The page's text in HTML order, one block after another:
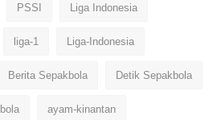
PSSI Liga Indonesia
liga-1 Liga-Indonesia
Berita Sepakbola Detik Sepakbola
ayam-kinantan